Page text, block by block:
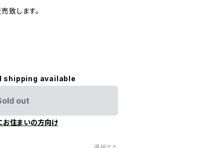
致します。
shipping available
out
お住まいの方向け